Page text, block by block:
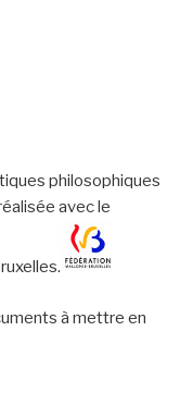
philosophiques
avec le
à mettre en